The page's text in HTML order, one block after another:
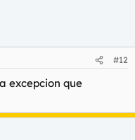
#12
excepcion que